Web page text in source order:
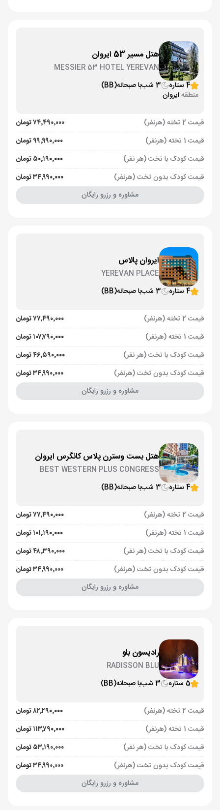
هتل مسیر 53 ایروان
MESSIER 53 HOTEL YEREVAN
4 ستاره
3 شب با صبحانه(BB)
منطقه:ایروان
قیمت 2 تخته (هرنفر)
۷۴٬۴۹۰٬۰۰۰ تومان
قیمت 1 تخته (هرنفر)
۹۹٬۹۹۰٬۰۰۰ تومان
قیمت کودک با تخت (هر نفر)
۵۰٬۱۹۰٬۰۰۰ تومان
قیمت کودک بدون تخت (هرنفر)
۳۴٬۹۹۰٬۰۰۰ تومان
مشاوره و رزرو رایگان
ایروان پالاس
YEREVAN PLACE
4 ستاره
3 شب با صبحانه(BB)
قیمت 2 تخته (هرنفر)
۷۷٬۴۹۰٬۰۰۰ تومان
قیمت 1 تخته (هرنفر)
۱۰۷٬۷۹۰٬۰۰۰ تومان
قیمت کودک با تخت (هر نفر)
۴۶٬۵۹۰٬۰۰۰ تومان
قیمت کودک بدون تخت (هرنفر)
۳۴٬۹۹۰٬۰۰۰ تومان
مشاوره و رزرو رایگان
هتل بست وسترن پلاس کانگرس ایروان
BEST WESTERN PLUS CONGRESS
4 ستاره
3 شب با صبحانه(BB)
قیمت 2 تخته (هرنفر)
۷۷٬۴۹۰٬۰۰۰ تومان
قیمت 1 تخته (هرنفر)
۱۰۱٬۱۹۰٬۰۰۰ تومان
قیمت کودک با تخت (هر نفر)
۴۸٬۳۹۰٬۰۰۰ تومان
قیمت کودک بدون تخت (هرنفر)
۳۴٬۹۹۰٬۰۰۰ تومان
مشاوره و رزرو رایگان
رادیسون بلو
RADISSON BLU
5 ستاره
3 شب با صبحانه(BB)
قیمت 2 تخته (هرنفر)
۸۲٬۲۹۰٬۰۰۰ تومان
قیمت 1 تخته (هرنفر)
۱۱۳٬۷۹۰٬۰۰۰ تومان
قیمت کودک با تخت (هر نفر)
۵۳٬۱۹۰٬۰۰۰ تومان
قیمت کودک بدون تخت (هرنفر)
۳۴٬۹۹۰٬۰۰۰ تومان
مشاوره و رزرو رایگان